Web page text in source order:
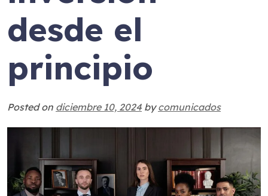
desde el
principio
Posted on diciembre 10, 2024bycomunicados